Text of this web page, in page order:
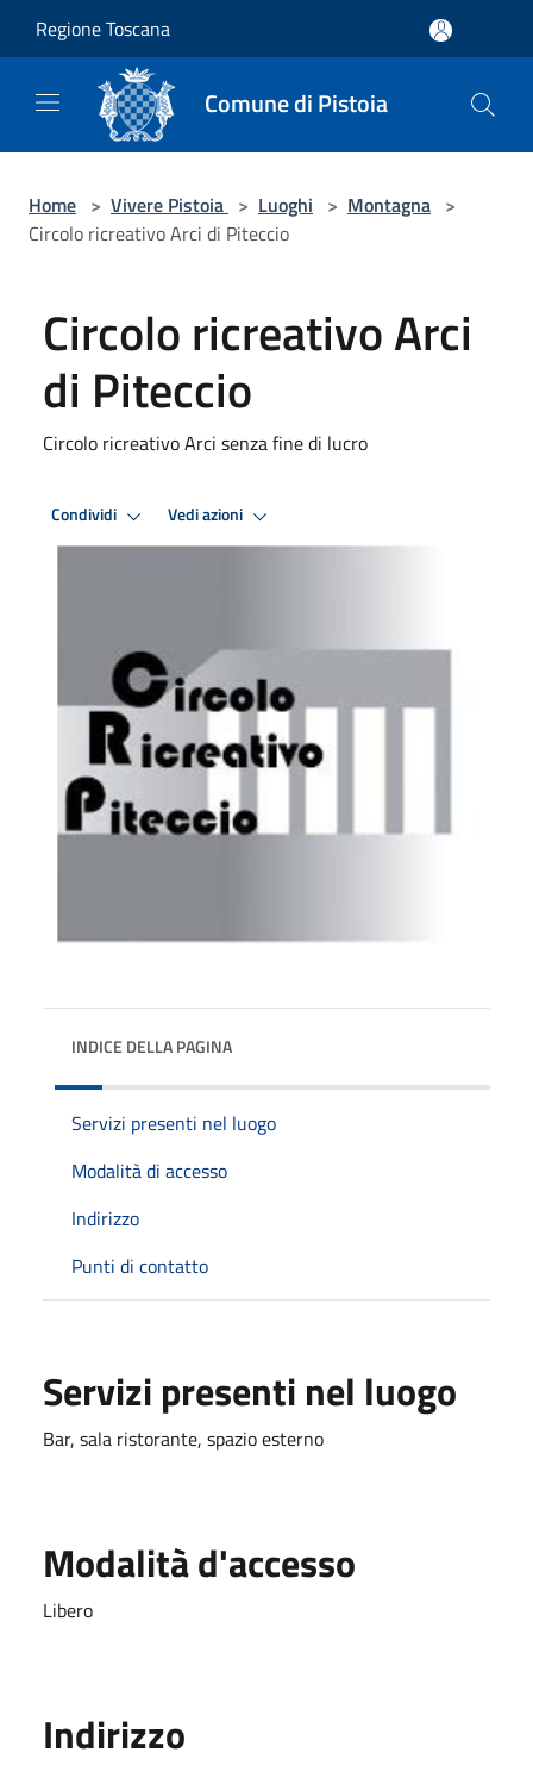
Regione Toscana
Comune di Pistoia
Home > Vivere Pistoia > Luoghi > Montagna >
Circolo ricreativo Arci di Piteccio
Circolo ricreativo Arci
di Piteccio
Circolo ricreativo Arci senza fine di lucro
Condividi Vedi azioni
INDICE DELLA PAGINA
Servizi presenti nel luogo
Modalità di accesso
Indirizzo
Punti di contatto
Servizi presenti nel luogo
Bar, sala ristorante, spazio esterno
Modalità d'accesso
Libero
Indirizzo